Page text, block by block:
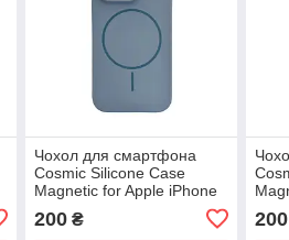
Чохол для смартфона
Cosmic Silicone Case
Magnetic for Apple iPhone
(SilMag16PM-5) Ліловий
200₴ 200